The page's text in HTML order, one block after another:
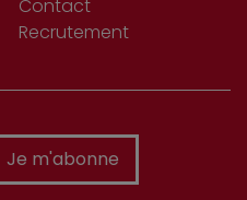
Contact
Recrutement
Je m'abonne